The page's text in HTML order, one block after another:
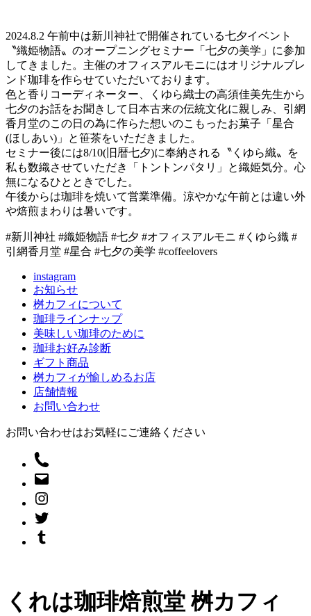
2024.8.2 午前中は新川神社で開催されている七夕イベント
〝織姫物語〟のオープニングセミナー「七夕の美学」に参加
してきました。主催のオフィスアルモニにはオリジナルブレ
ンド珈琲を作らせていただいております。
色と香りコーディネーター、くゆら織士の高須佳美先生から
七夕のお話をお聞きして日本古来の伝統文化に親しみ、引網
香月堂のこの日の為に作らた想いのこもったお菓子「星合
(ほしあい)」と笹茶をいただきました。
セミナー後には8/10(旧暦七夕)に奉納される〝くゆら織〟を
私も数織させていただき「トントンパタリ」と織姫気分。心
無になるひとときでした。
午後からは珈琲を焼いて営業準備。涼やかな午前とは違い外
や焙煎まわりは暑いです。
#新川神社 #織姫物語 #七夕 #オフィスアルモニ #くゆら織 #
引網香月堂 #星合 #七夕の美学 #coffeelovers
instagram
お知らせ
桝カフィについて
珈琲ラインナップ
美味しい珈琲のために
珈琲お好み診断
ギフト商品
桝カフィが愉しめるお店
店舗情報
お問い合わせ
お問い合わせはお気軽にご連絡ください
くれは珈琲焙煎堂 桝カフィ